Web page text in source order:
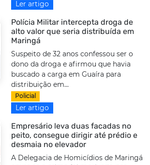
Ler artigo
Polícia Militar intercepta droga de
alto valor que seria distribuída em
Maringá
Suspeito de 32 anos confessou ser o
dono da droga e afirmou que havia
buscado a carga em Guaíra para
distribuição em...
Policial
Ler artigo
Empresário leva duas facadas no
peito, consegue dirigir até prédio e
desmaia no elevador
A Delegacia de Homicídios de Maringá